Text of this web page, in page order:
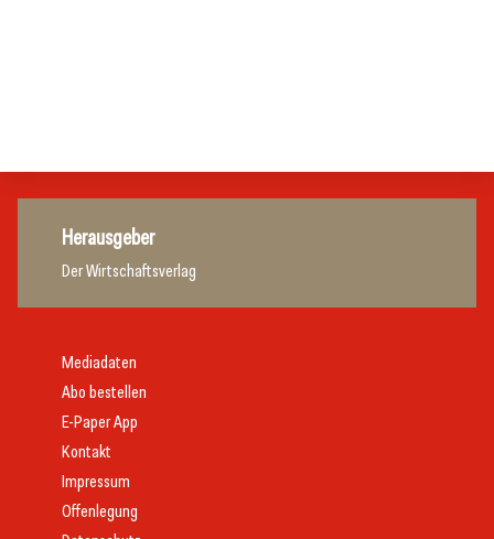
Herausgeber
Der Wirtschaftsverlag
Mediadaten
Abo bestellen
E-Paper App
Kontakt
Impressum
Offenlegung